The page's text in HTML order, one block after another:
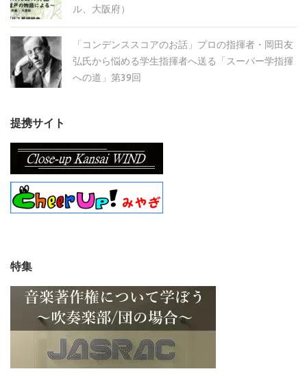
ル、大阪府）
「コンデンススコアのお話」プロの指揮者・岡田友
弘氏から悩める学生指揮者へ送る「スーパー学指揮
への道」第39回
提携サイト
特集